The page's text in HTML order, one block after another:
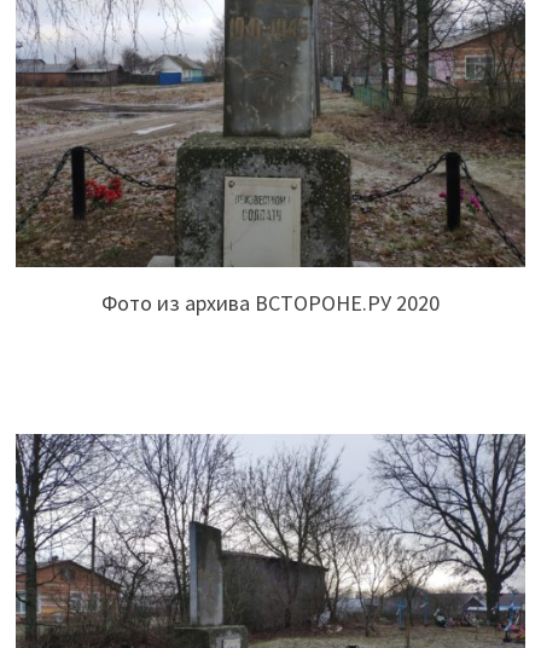
Фото из архива ВСТОРОНЕ.РУ 2020